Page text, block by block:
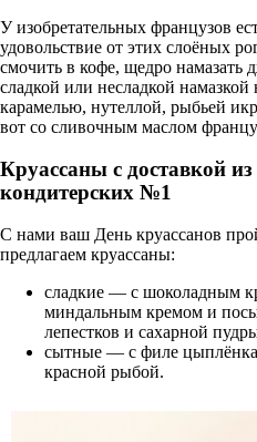
У изобретательных французов
удовольствие от этих слоёных
смочить в кофе, щедро
сладкой или несладкой
карамелью, нутеллой, рыбьей
вот со сливочным маслом
Круассаны с доставкой
кондитерских №1
С нами ваш День круассанов
предлагаем круассаны:
сладкие — с шоколадным
миндальным кремом и
лепестков и сахарной
сытные — с филе
красной рыбой.